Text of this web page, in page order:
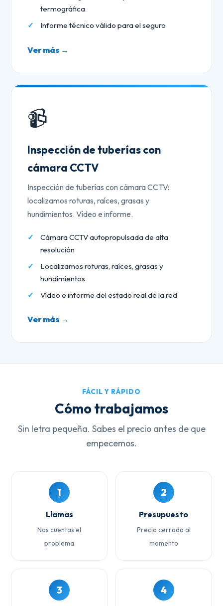
termográfica
Informe técnico válido para el seguro
Ver más →
📹
Inspección de tuberías con
cámara CCTV
Inspección de tuberías con cámara CCTV:
localizamos roturas, raíces, grasas y
hundimientos. Vídeo e informe.
Cámara CCTV autopropulsada de alta
resolución
Localizamos roturas, raíces, grasas y
hundimientos
Vídeo e informe del estado real de la red
Ver más →
FÁCIL Y RÁPIDO
Cómo trabajamos
Sin letra pequeña. Sabes el precio antes de que
empecemos.
1
Llamas
Nos cuentas el
problema
2
Presupuesto
Precio cerrado al
momento
3 4